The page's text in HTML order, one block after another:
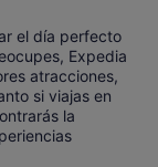
el día perfecto
Expedia
atracciones,
si viajas en
la